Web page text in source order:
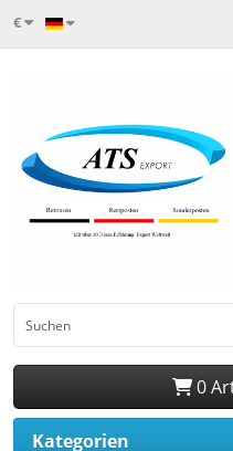
€
0
Kategorien